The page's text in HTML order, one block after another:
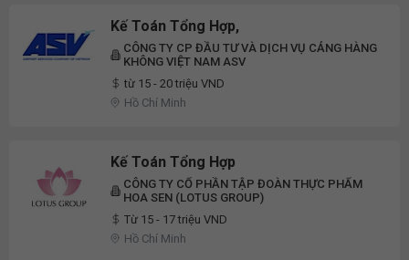
Kế Toán Tổng Hợp,
CÔNG TY CP ĐẦU TƯ VÀ DỊCH VỤ CẢNG HÀNG
KHÔNG VIỆT NAM ASV
từ 15 - 20 triệu VND
Hồ Chí Minh
Kế Toán Tổng Hợp
CÔNG TY CỔ PHẦN TẬP ĐOÀN THỰC PHẨM
HOA SEN (LOTUS GROUP)
Từ 15 - 17 triệu VND
Hồ Chí Minh